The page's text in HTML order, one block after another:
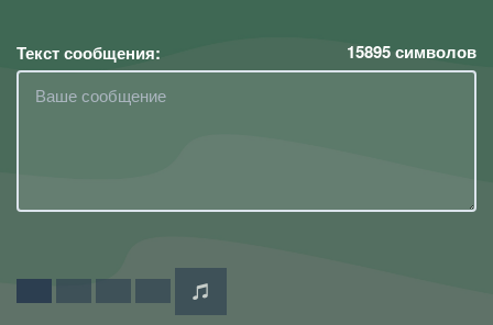
Текст сообщения: 15895символов